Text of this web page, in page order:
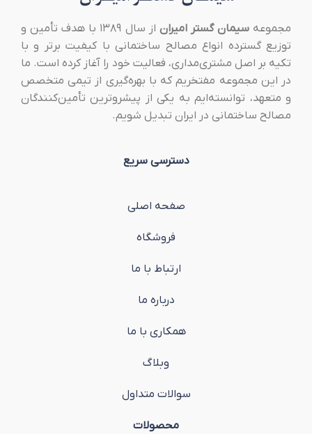
مجموعهسیمان گستر امیران
از سال ۱۳۸۹ با هدف تأمین و
توزیع گسترده انواع مصالح ساختمانی با کیفیت برتر و با
تکیه بر اصل مشتری‌مداری، فعالیت خود را آغاز کرده است. ما
در این مجموعه مفتخریم که با بهره‌گیری از تیمی متخصص
و متعهد، توانسته‌ایم به یکی از پیشروترین تأمین‌کنندگان
مصالح ساختمانی در ایران تبدیل شویم.
دسترسی سریع
صفحه اصلی
فروشگاه
ارتباط با ما
درباره ما
همکاری با ما
وبلاگ
سوالات متداول
محصولات